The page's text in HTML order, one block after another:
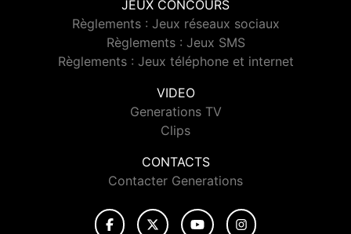
JEUX CONCOURS
Règlements : Jeux réseaux sociaux
Règlements : Jeux SMS
Règlements : Jeux téléphone et internet
VIDEO
Generations TV
Clips
CONTACTS
Contacter Generations